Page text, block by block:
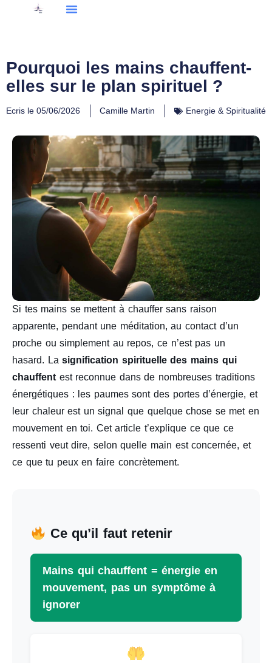
Pourquoi les mains chauffent-
elles sur le plan spirituel ?
Ecris le 05/06/2026 Camille Martin Energie & Spiritualité
Si tes mains se mettent à chauffer sans raison
apparente, pendant une méditation, au contact d’un
proche ou simplement au repos, ce n’est pas un
hasard. Lasignification spirituelle des mains qui
chauffent est reconnue dans de nombreuses traditions
énergétiques : les paumes sont des portes d’énergie, et
leur chaleur est un signal que quelque chose se met en
mouvement en toi. Cet article t’explique ce que ce
ressenti veut dire, selon quelle main est concernée, et
ce que tu peux en faire concrètement.
Ce qu’il faut retenir
Mains qui chauffent = énergie en
mouvement, pas un symptôme à
ignorer